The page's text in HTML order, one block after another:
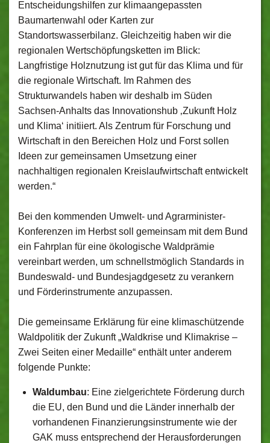
Entscheidungshilfen zur klimaangepassten
Baumartenwahl oder Karten zur
Standortswasserbilanz. Gleichzeitig haben wir die
regionalen Wertschöpfungsketten im Blick:
Langfristige Holznutzung ist gut für das Klima und für
die regionale Wirtschaft. Im Rahmen des
Strukturwandels haben wir deshalb im Süden
Sachsen-Anhalts das Innovationshub ‚Zukunft Holz
und Klima‘ initiiert. Als Zentrum für Forschung und
Wirtschaft in den Bereichen Holz und Forst sollen
Ideen zur gemeinsamen Umsetzung einer
nachhaltigen regionalen Kreislaufwirtschaft entwickelt
werden.“
Bei den kommenden Umwelt- und Agrarminister-
Konferenzen im Herbst soll gemeinsam mit dem Bund
ein Fahrplan für eine ökologische Waldprämie
vereinbart werden, um schnellstmöglich Standards in
Bundeswald- und Bundesjagdgesetz zu verankern
und Förderinstrumente anzupassen.
Die gemeinsame Erklärung für eine klimaschützende
Waldpolitik der Zukunft „Waldkrise und Klimakrise –
Zwei Seiten einer Medaille“ enthält unter anderem
folgende Punkte:
Waldumbau: Eine zielgerichtete Förderung durch
die EU, den Bund und die Länder innerhalb der
vorhandenen Finanzierungsinstrumente wie der
GAK muss entsprechend der Herausforderungen